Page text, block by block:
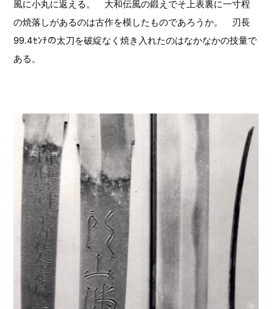
風に小丸に返える。 大和伝風の鍛えでそ上表裏に一寸程
の焼落しがあるのは古作を模したものであろうか。 刃長
99.4ｾﾝﾁの太刀を破綻なく焼き入れたのはなかなかの技量で
ある。